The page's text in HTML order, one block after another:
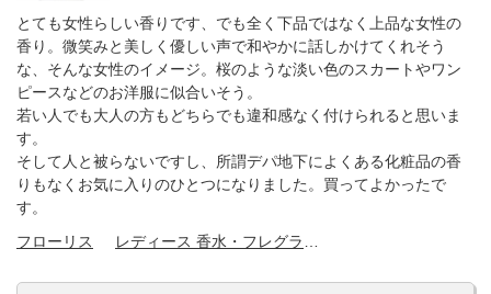
とても女性らしい香りです、でも全く下品ではなく上品な女性の
香り。微笑みと美しく優しい声で和やかに話しかけてくれそう
な、そんな女性のイメージ。桜のような淡い色のスカートやワン
ピースなどのお洋服に似合いそう。
若い人でも大人の方もどちらでも違和感なく付けられると思いま
す。
そして人と被らないですし、所謂デパ地下によくある化粧品の香
りもなくお気に入りのひとつになりました。買ってよかったで
す。
フローリス